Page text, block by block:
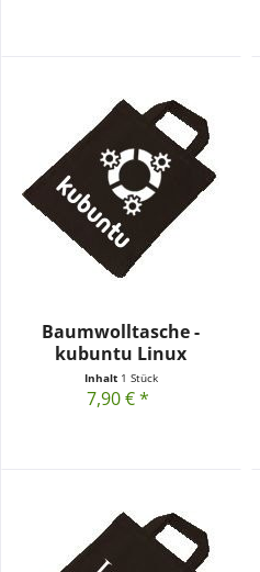
Baumwolltasche -
kubuntu Linux
Inhalt 1 Stück
7,90 € *